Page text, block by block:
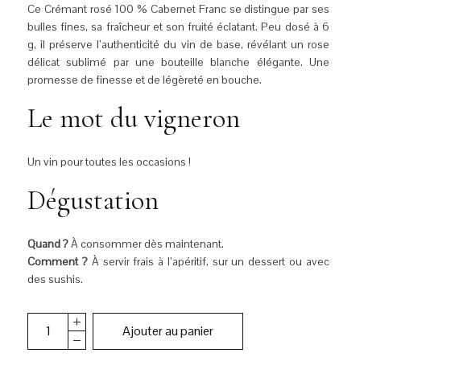
Ce Crémant rosé 100 % Cabernet Franc se distingue par ses
bulles fines, sa fraîcheur et son fruité éclatant. Peu dosé à 6
g, il préserve l’authenticité du vin de base, révélant un rose
délicat sublimé par une bouteille blanche élégante. Une
promesse de finesse et de légèreté en bouche.
Le mot du vigneron
Un vin pour toutes les occasions !
Dégustation
Quand ?À consommer dès maintenant.
Comment ?À servir frais à l’apéritif, sur un dessert ou avec
des sushis.
Ajouter au panier